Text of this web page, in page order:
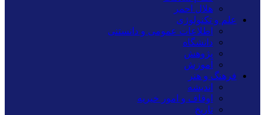
هلال احمر
علم و تکنولوژی
اطلاعات عمومی و دانستنی
دانشگاه
پژوهش
آموزش
فرهنگ و هنر
اندیشه
اوقاف و امور خیریه
تاریخ